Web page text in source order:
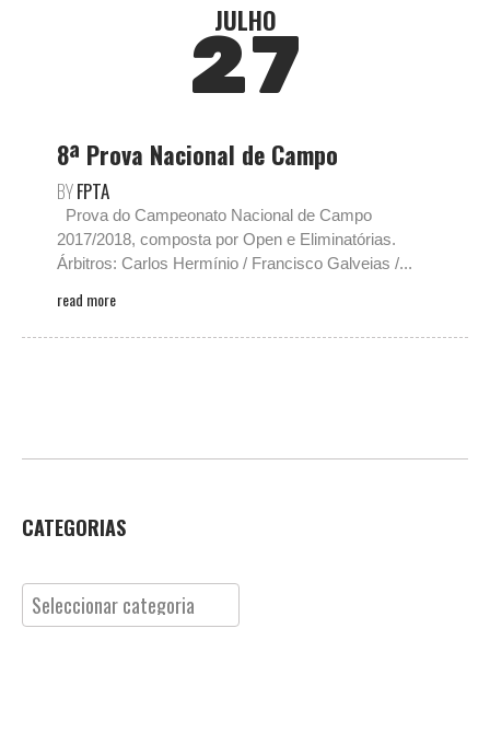
JULHO
27
8ª Prova Nacional de Campo
BYFPTA
Prova do Campeonato Nacional de Campo
2017/2018, composta por Open e Eliminatórias.
Árbitros: Carlos Hermínio / Francisco Galveias /...
read more
CATEGORIAS
Categorias